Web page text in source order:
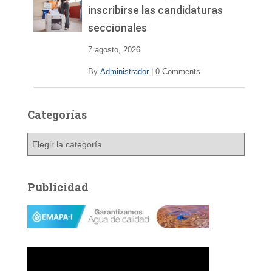
inscribirse las candidaturas
seccionales
7 agosto, 2026
By Administrador 0 Comments
Categorías
g
o
a
Publicidad